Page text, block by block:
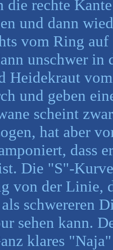
die rechte
und dann
vom Ring auf
unschwer in
Heidekraut
und geben
scheint
hat aber
dass
Die "S"-
von der Linie,
schwereren
sehen kann.
klares